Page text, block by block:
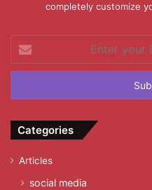
completely customize
your
Email
Categories
Articles
social media